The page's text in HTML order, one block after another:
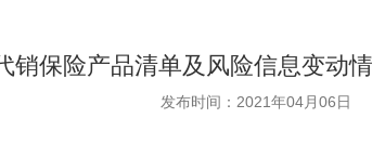
销保险产品清单及风险信息变动
发布时间：2021年04月06日